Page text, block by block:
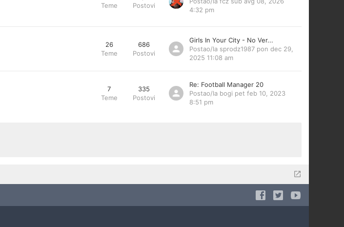
Teme
Postovi
4:32 pm
26
Teme
686
Postovi
Girls In Your City - No Ver...
Postao/la sprodz1987 pon dec 29,
2025 11:08 am
7
Teme
335
Postovi
Re: Football Manager 20
Postao/la bogi pet feb 10, 2023
8:51 pm